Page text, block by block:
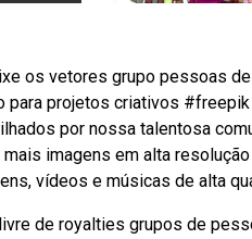
os vetores grupo pessoas
para projetos criativos
por nossa talentosa
mais imagens em alta
vídeos e músicas de alta
de royalties grupos de